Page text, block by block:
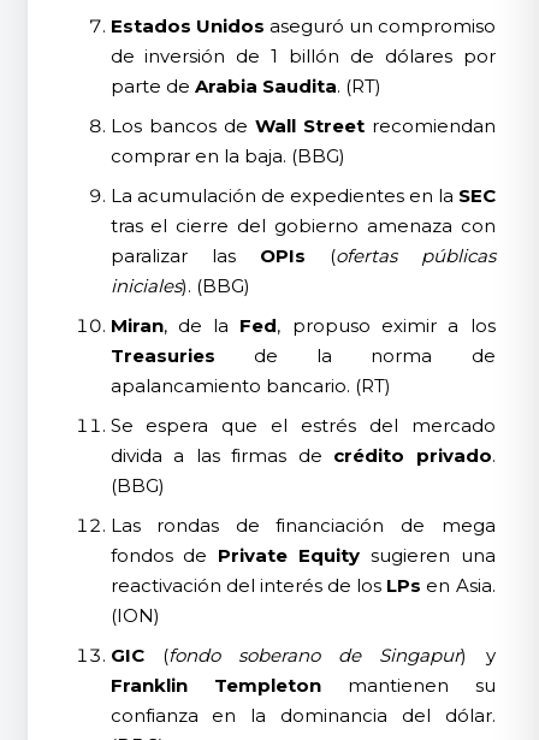
Estados Unidos aseguró un compromiso
de inversión de 1 billón de dólares por
parte de Arabia Saudita. (RT)
Los bancos de Wall Streetrecomiendan
comprar en la baja. (BBG)
La acumulación de expedientes en la SEC
tras el cierre del gobierno amenaza con
paralizar las OPIs (ofertas públicas
iniciales). (BBG)
Miran, de la Fed, propuso eximir a los
Treasuries de la norma de
apalancamiento bancario. (RT)
Se espera que el estrés del mercado
divida a las firmas de crédito privado.
(BBG)
Las rondas de financiación de mega
fondos de Private Equitysugieren una
reactivación del interés de los LPs en Asia.
(ION)
GIC(fondo soberano de Singapur) y
Franklin Templetonmantienen su
confianza en la dominancia del dólar.